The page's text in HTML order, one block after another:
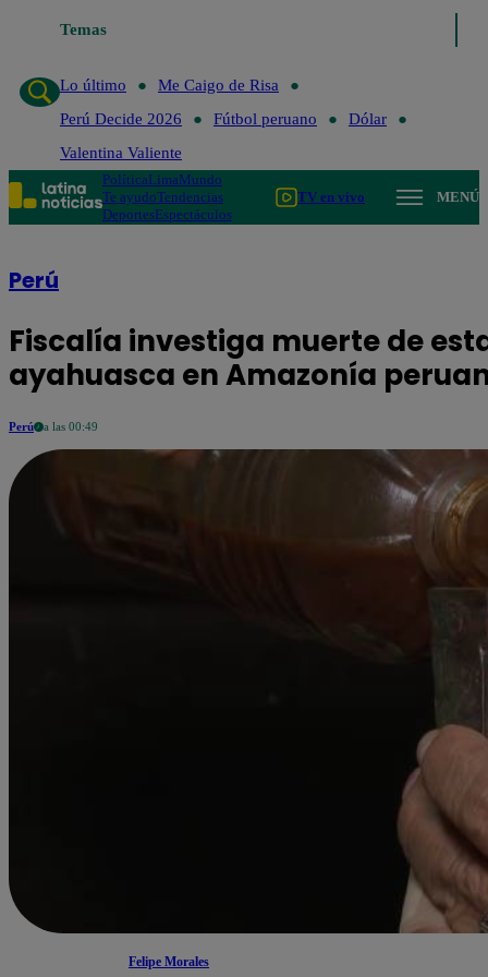
Temas
Lo último
Me Caigo de Risa
Perú Decide 2026
Fútbol peruano
Dólar
Valentina Valiente
PolíticaLimaMundo
Te ayudoTendencias
DeportesEspectáculos
TV en vivo MENÚ
Perú
Fiscalía investiga muerte de
ayahuasca en Amazonía
Perú a las 00:49
Felipe Morales